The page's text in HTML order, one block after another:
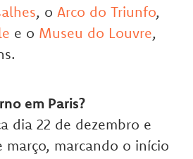
, o Arco do Triunfo,
e o Museu do Louvre,
em Paris?
dia 22 de dezembro e
março, marcando o início